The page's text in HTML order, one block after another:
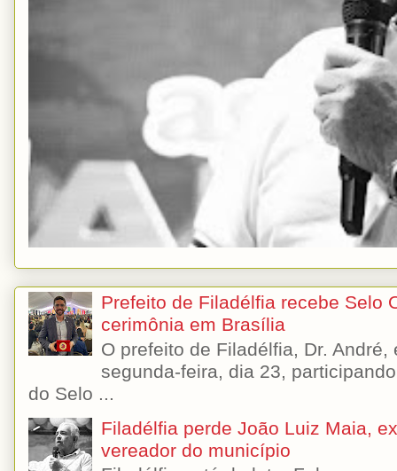
Prefeito de Filadélfia recebe Selo
cerimônia em Brasília
O prefeito de Filadélfia, Dr.
segunda-feira, dia 23,
do Selo ...
Filadélfia perde João Luiz Maia,
vereador do município